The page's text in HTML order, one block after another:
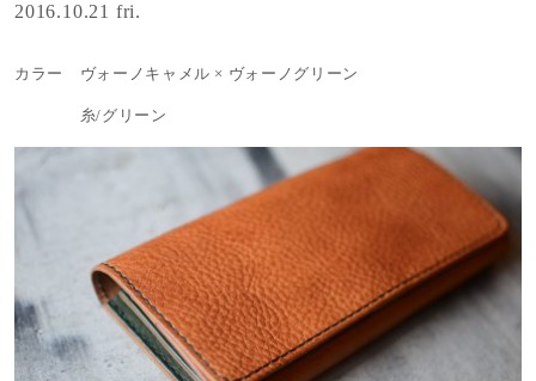
2016.10.21 fri.
カラー ヴォーノキャメル × ヴォーノグリーン
糸/グリーン